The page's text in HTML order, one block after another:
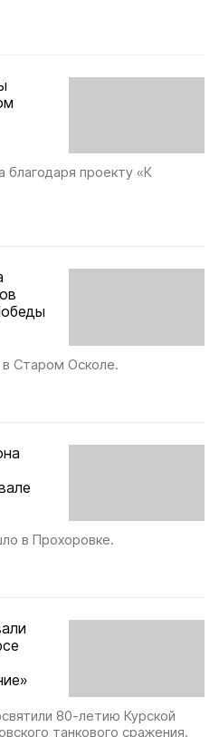
благодаря проекту «К
Старом Осколе.
в Прохоровке.
80-летию Курской
танкового сражения.